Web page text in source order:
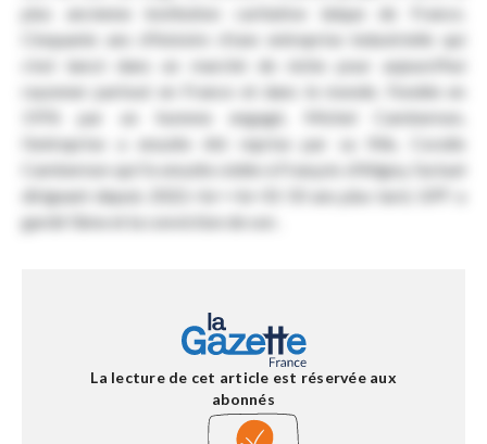
plus ancienne institution caritative laïque de France.
Cinquante ans d'histoire d'une entreprise industrielle qui
s'est lancé dans un marché de niche pour aujourd'hui
rayonner partout en France et dans le monde. Fondée en
1976 par un homme engagé, Michel Cambernon,
l'entreprise a ensuite été reprise par sa fille, Coralie
Cambernon qui l'a ensuite cédée à François d'Aligny, l'actuel
dirigeant depuis 2022.<br><br>Et 50 ans plus tard, GPF a
gardé l'âme et la conviction de son .
La lecture de cet article est réservée aux
abonnés